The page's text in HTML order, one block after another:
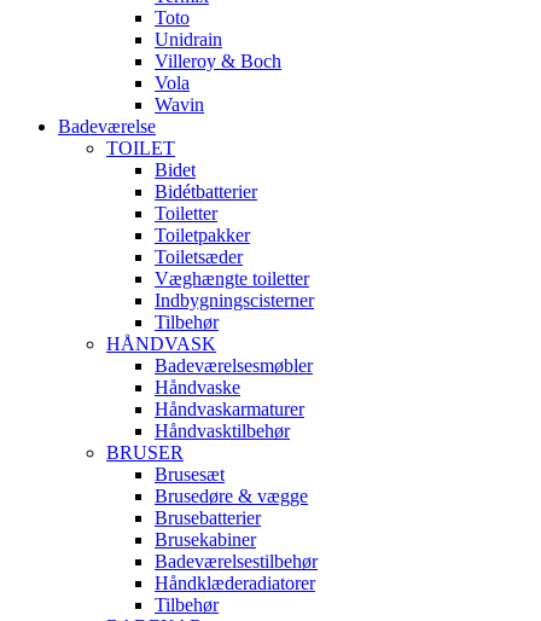
Toto
Unidrain
Villeroy & Boch
Vola
Wavin
Badeværelse
TOILET
Bidet
Bidétbatterier
Toiletter
Toiletpakker
Toiletsæder
Væghængte toiletter
Indbygningscisterner
Tilbehør
HÅNDVASK
Badeværelsesmøbler
Håndvaske
Håndvaskarmaturer
Håndvasktilbehør
BRUSER
Brusesæt
Brusedøre & vægge
Brusebatterier
Brusekabiner
Badeværelsestilbehør
Håndklæderadiatorer
Tilbehør